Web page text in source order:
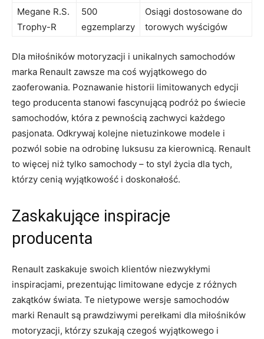
Megane R.S.
Trophy-R
500
⁣egzemplarzy
Osiągi dostosowane do
torowych ⁤wyścigów
Dla miłośników motoryzacji i unikalnych samochodów
marka ‌Renault zawsze ma coś wyjątkowego ​do
zaoferowania. Poznawanie historii limitowanych edycji
tego producenta stanowi fascynującą podróż po świecie
samochodów, która z pewnością zachwyci każdego⁣
pasjonata. Odkrywaj kolejne nietuzinkowe⁢ modele i
pozwól sobie⁢ na odrobinę luksusu za kierownicą. Renault
to więcej niż tylko samochody – to styl życia dla ​tych,
którzy ⁢cenią wyjątkowość i doskonałość.
Zaskakujące inspiracje
producenta
Renault zaskakuje swoich klientów niezwykłymi
inspiracjami, prezentując limitowane edycje z różnych
zakątków świata. Te nietypowe wersje samochodów ​
marki Renault są prawdziwymi‌ perełkami dla miłośników
motoryzacji, którzy szukają czegoś wyjątkowego i